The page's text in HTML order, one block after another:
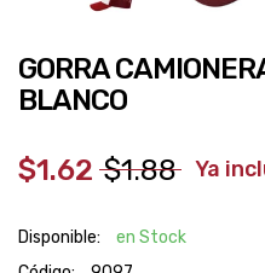
GORRA
BLANCO
$1.62 $1.88 Ya
Disponible:
en Stock